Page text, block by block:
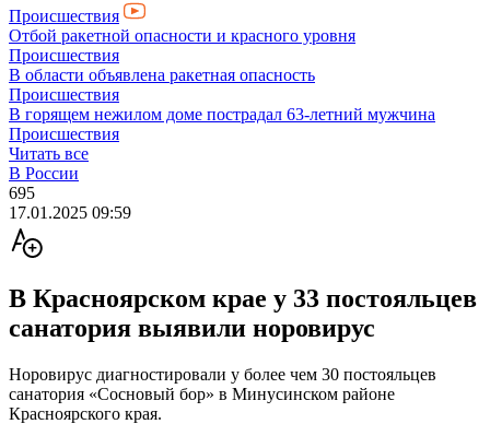
Происшествия
Отбой ракетной опасности и красного уровня
Происшествия
В области объявлена ракетная опасность
Происшествия
В горящем нежилом доме пострадал 63-летний мужчина
Происшествия
Читать все
В России
695
17.01.2025 09:59
В Красноярском крае у 33 постояльцев
санатория выявили норовирус
Норовирус диагностировали у более чем 30 постояльцев
санатория «Сосновый бор» в Минусинском районе
Красноярского края.